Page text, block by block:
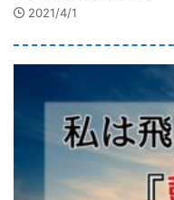
2021/4/1